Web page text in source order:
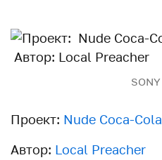
Проект: Nude Coca-
Автор: Local Preacher